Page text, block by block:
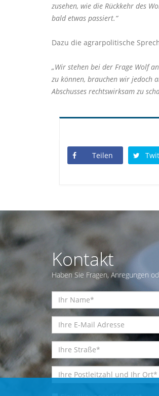
zusehen, wie die Rückkehr des
bald etwas passiert.“
Dazu die agrarpolitische
Wir stehen bei der Frage Wolf
zu können, brauchen wir jedoch
Abschusses rechtswirksam zu
Teilen
Kontakt
Haben Sie Fragen, Anregungen